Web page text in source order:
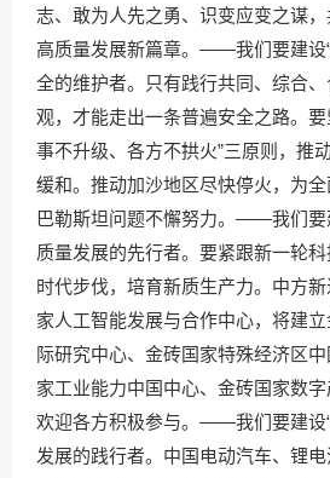
志、敢为人先之勇、识变应变之谋，
高质量发展新篇章。——我们要建设
全的维护者。只有践行共同、综合
观，才能走出一条普遍安全之路。
事不升级、各方不拱火”三原则，推
缓和。推动加沙地区尽快停火，为
巴勒斯坦问题不懈努力。——我们要
质量发展的先行者。要紧跟新一轮
时代步伐，培育新质生产力。中方
家人工智能发展与合作中心，将建
际研究中心、金砖国家特殊经济区
家工业能力中国中心、金砖国家数字
欢迎各方积极参与。——我们要建设
发展的践行者。中国电动汽车、锂